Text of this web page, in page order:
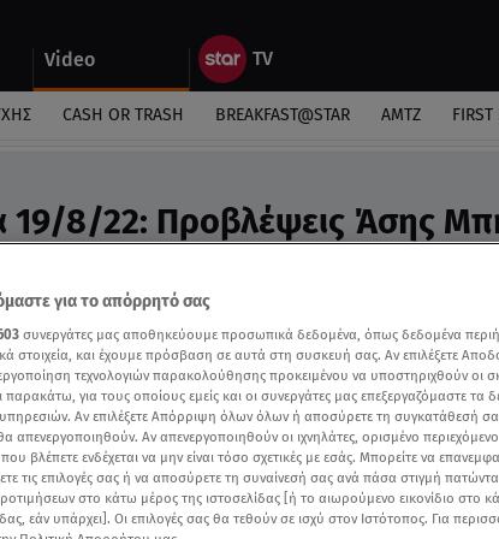
Video
CASH OR TRASH BREAKFAST@STAR ΑΜΤΖ FIRST
19/8/22: Προβλέψεις Άσης
της Άσης Μπήλιου για σήμερα 19/8
για το απόρρητό σας
συνεργάτες μας αποθηκεύουμε προσωπικά δεδομένα, όπως δεδομένα
στοιχεία, και έχουμε πρόσβαση σε αυτά στη συσκευή σας. Αν επιλέξετε
τεχνολογιών παρακολούθησης προκειμένου να υποστηριχθούν οι
παρακάτω, για τους οποίους εμείς και οι συνεργάτες μας επεξεργαζόμαστε τα
Αν επιλέξετε Απόρριψη όλων όλων ή αποσύρετε τη συγκατάθεσή
απενεργοποιηθούν. Αν απενεργοποιηθούν οι ιχνηλάτες, ορισμένο
βλέπετε ενδέχεται να μην είναι τόσο σχετικές με εσάς. Μπορείτε να
τις επιλογές σας ή να αποσύρετε τη συναίνεσή σας ανά πάσα στιγμή
στο κάτω μέρος της ιστοσελίδας [ή το αιωρούμενο εικονίδιο στο
εάν υπάρχει]. Οι επιλογές σας θα τεθούν σε ισχύ στον Ιστότοπος. Για